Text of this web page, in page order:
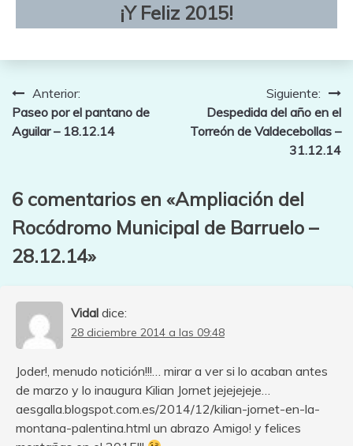
¡Y Feliz 2015!
Navegación
de
Anterior:
Paseo por el pantano de
Aguilar – 18.12.14
Siguiente:
Despedida del año en el
Torreón de Valdecebollas –
31.12.14
6 comentarios en «Ampliación del
Rocódromo Municipal de Barruelo –
28.12.14»
Vidal dice:
28 diciembre 2014 a las 09:48
Joder!, menudo notición!!!… mirar a ver si lo acaban antes
de marzo y lo inaugura Kilian Jornet jejejejeje…
aesgalla.blogspot.com.es/2014/12/kilian-jornet-en-la-
montana-palentina.html un abrazo Amigo! y felices